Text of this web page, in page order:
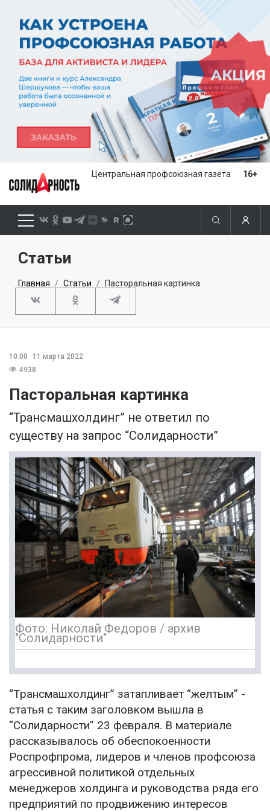
Центральная профсоюзная газета 16+
Статьи
Главная Статьи Пасторальная картинка
10:00
11 марта 2022
4938
Пасторальная картинка
“Трансмашхолдинг” не ответил по
существу на запрос “Солидарности”
Фото: Николай Федоров / архив
"Солидарности"
“Трансмашхолдинг” затапливает “желтым” -
статья с таким заголовком вышла в
“Солидарности” 23 февраля. В материале
рассказывалось об обеспокоенности
Роспрофпрома, лидеров и членов профсоюза
агрессивной политикой отдельных
менеджеров холдинга и руководства ряда его
предприятий по продвижению интересов